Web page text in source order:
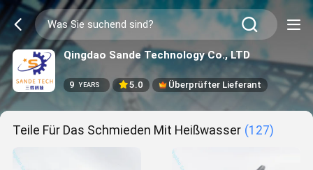
Qingdao Sande Technology Co., LTD
9 YEARS 5.0 Überprüfter Lieferant
Teile Für Das Schmieden Mit Heißwasser (127)